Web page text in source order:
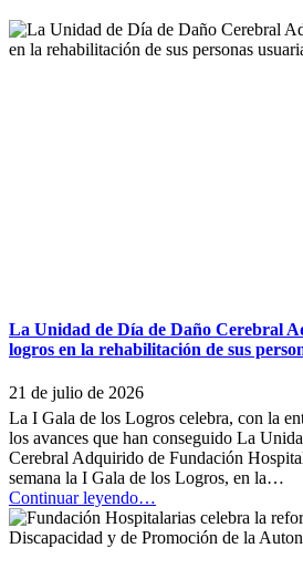
La Unidad de Día de Daño Cerebral
logros en la rehabilitación de sus
21 de julio de 2026
La I Gala de los Logros celebra, con la
los avances que han conseguido La
Cerebral Adquirido de Fundación
semana la I Gala de los Logros, en la…
Continuar leyendo“La
Unidad
de
…